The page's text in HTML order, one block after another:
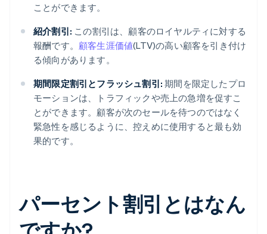
ことができます。
紹介割引: この割引は、顧客のロイヤルティに対する
報酬です。 顧客生涯価値(LTV)の高い顧客を引き付け
る傾向があります。
期間限定割引とフラッシュ割引: 期間を限定したプロ
モーションは、トラフィックや売上の急増を促すこ
とができます。顧客が次のセールを待つのではなく
緊急性を感じるように、控えめに使用すると最も効
果的です。
パーセント割引とはなん